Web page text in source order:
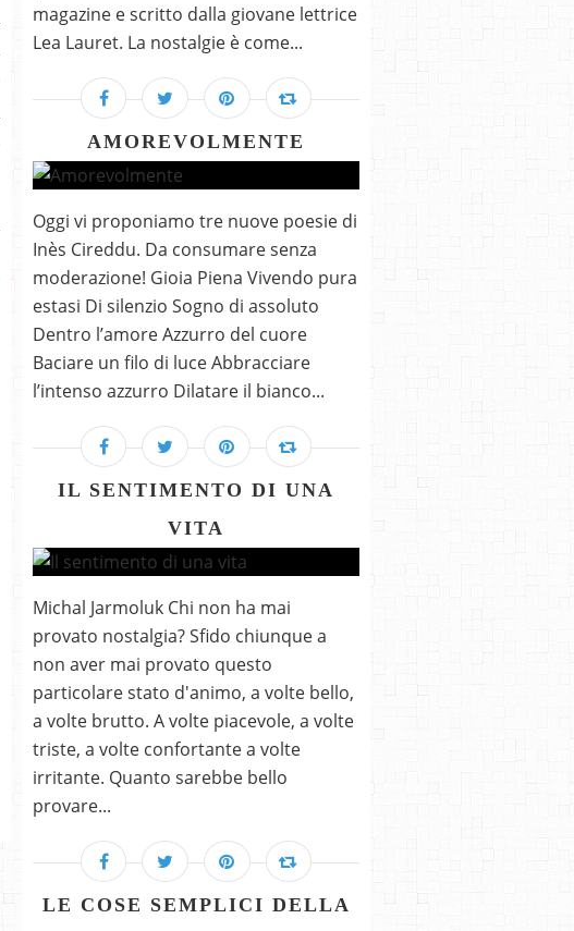
magazine e scritto dalla giovane lettrice
Lea Lauret. La nostalgie è come...
AMOREVOLMENTE
Oggi vi proponiamo tre nuove poesie di
Inès Cireddu. Da consumare senza
moderazione! Gioia Piena Vivendo pura
estasi Di silenzio Sogno di assoluto
Dentro l’amore Azzurro del cuore
Baciare un filo di luce Abbracciare
l’intenso azzurro Dilatare il bianco...
IL SENTIMENTO DI UNA
VITA
Michal Jarmoluk Chi non ha mai
provato nostalgia? Sfido chiunque a
non aver mai provato questo
particolare stato d'animo, a volte bello,
a volte brutto. A volte piacevole, a volte
triste, a volte confortante a volte
irritante. Quanto sarebbe bello
provare...
LE COSE SEMPLICI DELLA